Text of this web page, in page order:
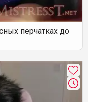
перчатках до